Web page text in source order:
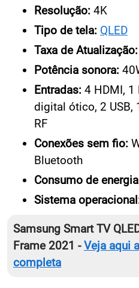
Resolução: 4K
Tipo de tela: QLED
Taxa de Atualização:
Potência sonora:
Entradas: 4 HDMI, 1
digital ótico, 2 USB,
RF
Conexões sem fio:
Bluetooth
Consumo de
Sistema
Samsung Smart TV
Frame 2021 -Veja aqui
completa